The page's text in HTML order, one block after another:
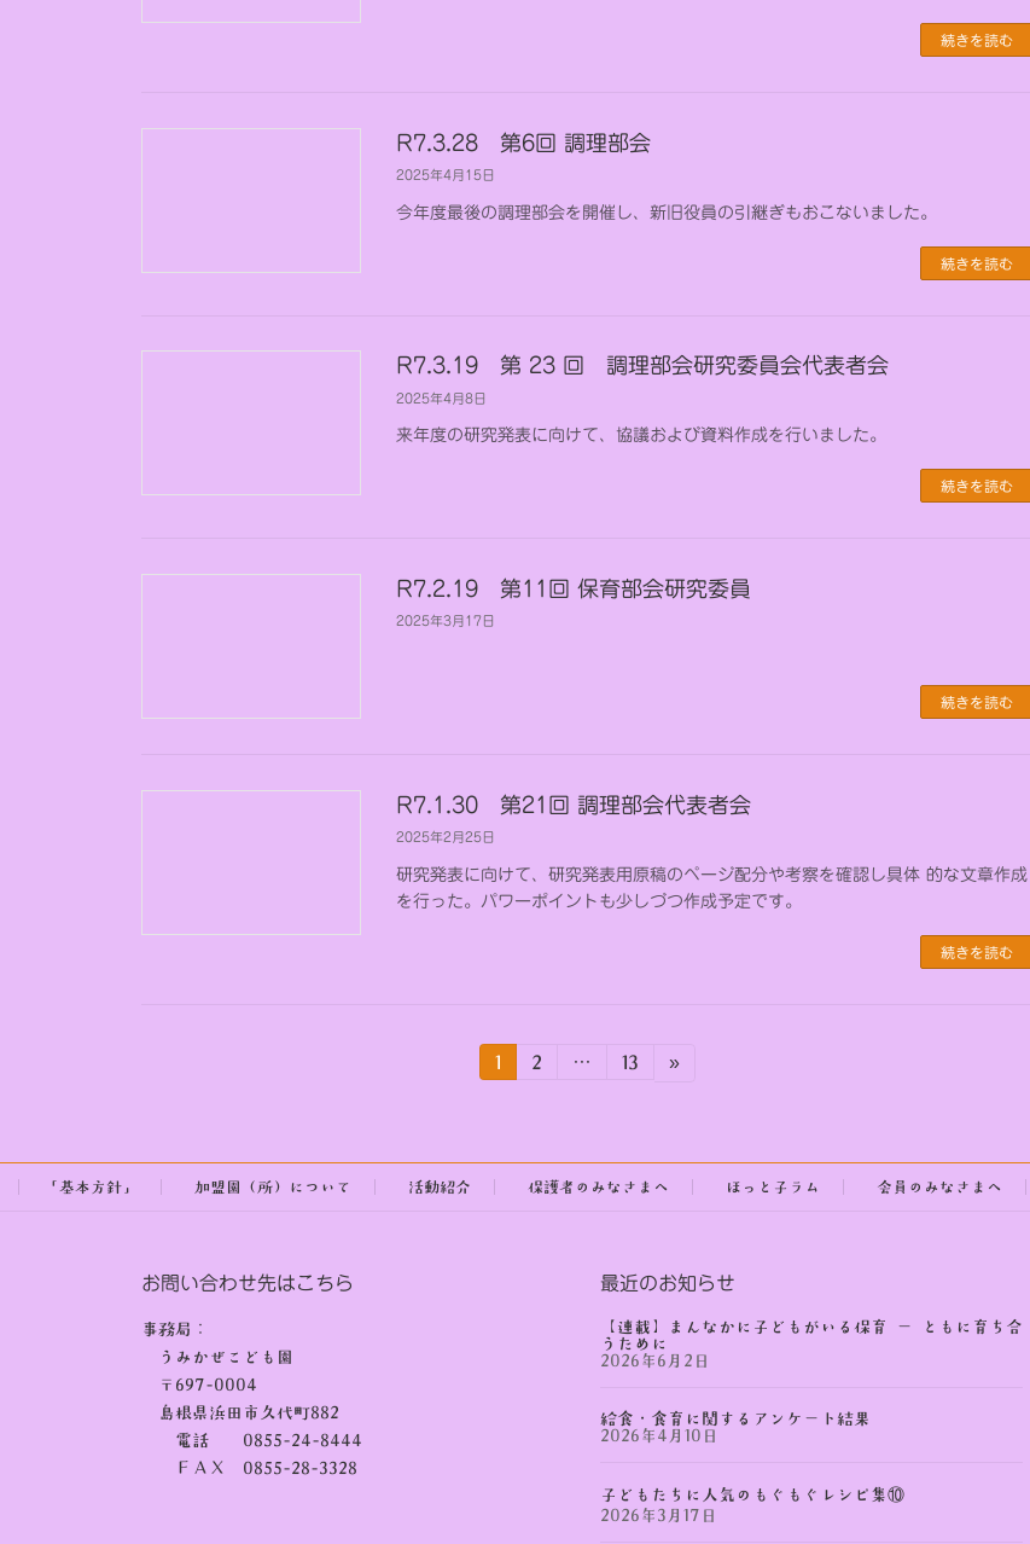
続きを読む
R7.3.28 第6回 調理部会
2025年4月15日
今年度最後の調理部会を開催し、新旧役員の引継ぎもおこないました。
続きを読む
R7.3.19 第 23 回 調理部会研究委員会代表者会
2025年4月8日
来年度の研究発表に向けて、協議および資料作成を行いました。
続きを読む
R7.2.19 第11回 保育部会研究委員
2025年3月17日
続きを読む
R7.1.30 第21回 調理部会代表者会
2025年2月25日
研究発表に向けて、研究発表用原稿のページ配分や考察を確認し具体 的な文章作成
を行った。パワーポイントも少しづつ作成予定です。
続きを読む
の
ペ
ジ
送
り
固
定
1
固
2 …
固
13 »
「基本方針」 加盟園（所）について 活動紹介 保護者のみなさまへ ほっと子ラム 会員のみなさまへ
お問い合わせ先はこちら
事務局：
うみかぜこども園
〒697-0004
島根県浜田市久代町882
電話 0855-24-8444
ＦＡＸ 0855-28-3328
最近のお知らせ
【連載】まんなかに子どもがいる保育 ー ともに育ち合
うために
2026年6月2日
給食・食育に関するアンケート結果
2026年4月10日
子どもたちに人気のもぐもぐレシピ集⑩
2026年3月17日